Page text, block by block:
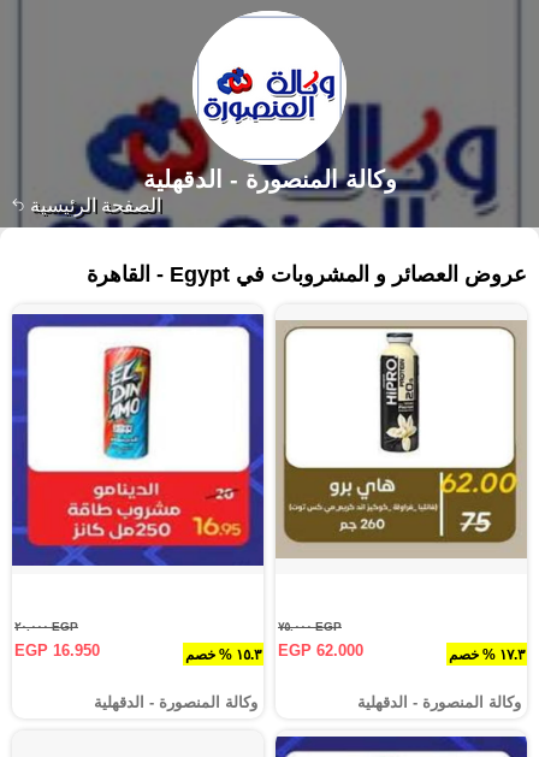
الصفحة الرئيسية
وكالة المنصورة - الدقهلية‎
عروض العصائر و المشروبات في Egypt - القاهرة
١٧.٣ % خصم
EGP ٧٥.٠٠٠
EGP 62.000
وكالة المنصورة - الدقهلية‎
١٥.٣ % خصم
EGP ٢٠.٠٠٠
EGP 16.950
وكالة المنصورة - الدقهلية‎